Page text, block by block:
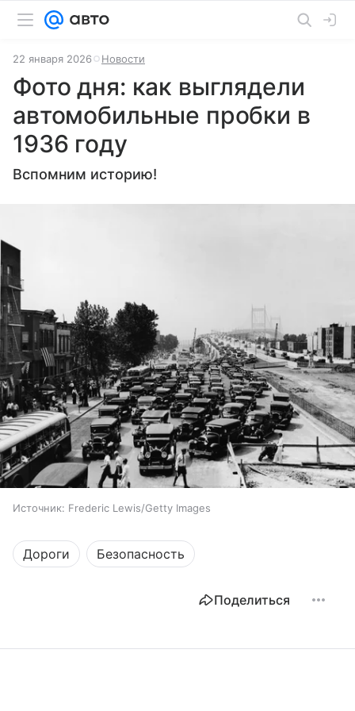
22 января 2026 Новости
Фото дня: как выглядели
автомобильные пробки в
1936 году
Вспомним историю!
Источник: Frederic Lewis/Getty Images
Дороги Безопасность
Поделиться